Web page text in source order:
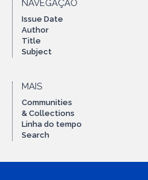
NAVEGAÇÃO
Issue Date
Author
Title
Subject
MAIS
Communities
& Collections
Linha do tempo
Search